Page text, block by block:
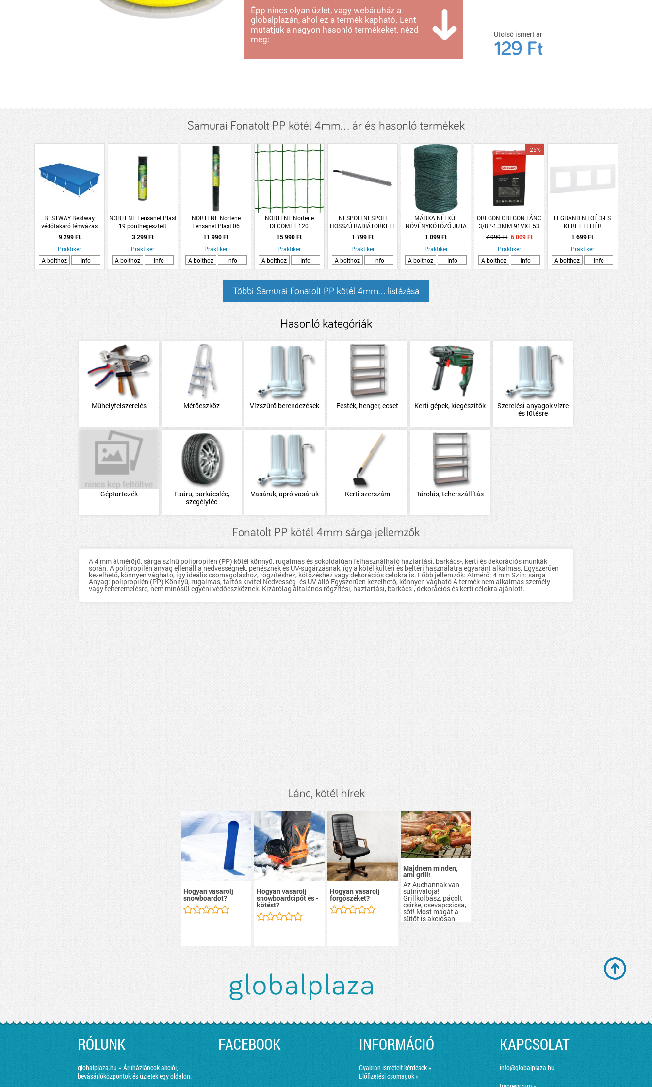
Épp nincs olyan üzlet, vagy webáruház a
globalplazán, ahol ez a termék kapható. Lent
mutatjuk a nagyon hasonló termékeket, nézd
meg:
Utolsó ismert ár
129 Ft
Samurai Fonatolt PP kötél 4mm... ár és hasonló termékek
BESTWAY Bestway
védőtakaró fémvázas
szögletes medencéhez
400x211cm
9 299 Ft
Praktiker
A bolthoz
Info
NORTENE Fensanet Plast
19 ponthegesztett
drótháló műanyag
bevonatú zöld 0,5x5m
3 299 Ft
Praktiker
A bolthoz
Info
NORTENE Nortene
Fensanet Plast 06
ponthegesztett drótháló,
műanyag bevonattal zöld
1x5m
11 990 Ft
Praktiker
A bolthoz
Info
NORTENE Nortene
DECOMET 120
ponthegesztett drótháló
PVC bevonattal zöld
1,2x10m
15 990 Ft
Praktiker
A bolthoz
Info
NESPOLI NESPOLI
HOSSZÚ RADIÁTORKEFE
75CM
1 799 Ft
Praktiker
A bolthoz
Info
MÁRKA NÉLKÜL
NÖVÉNYKÖTÖZŐ JUTA
KÖTÉL 200M ZÖLD SZÍNŰ
1 099 Ft
Praktiker
A bolthoz
Info
OREGON OREGON LÁNC
3/8P-1.3MM 91VXL 53
SZEM
-25%
7 999 Ft 6 009 Ft
Praktiker
A bolthoz
Info
LEGRAND NILOÉ 3-ES
KERET FEHÉR
1 699 Ft
Praktiker
A bolthoz
Info
Többi Samurai Fonatolt PP kötél 4mm... listázása
Hasonló kategóriák
Műhelyfelszerelés Mérőeszköz Vízszűrő berendezések Festék, henger, ecset Kerti gépek, kiegészítők
Szerelési anyagok vízre
és fűtésre
Géptartozék
Faáru, barkácsléc,
szegélyléc
Vasáruk, apró vasáruk Kerti szerszám Tárolás, teherszállítás
Fonatolt PP kötél 4mm sárga jellemzők
A 4 mm átmérőjű, sárga színű polipropilén (PP) kötél könnyű, rugalmas és sokoldalúan felhasználható háztartási, barkács-, kerti és dekorációs munkák
során. A polipropilén anyag ellenáll a nedvességnek, penésznek és UV-sugárzásnak, így a kötél kültéri és beltéri használatra egyaránt alkalmas. Egyszerűen
kezelhető, könnyen vágható, így ideális csomagoláshoz, rögzítéshez, kötözéshez vagy dekorációs célokra is. Főbb jellemzők: Átmérő: 4 mm Szín: sárga
Anyag: polipropilén (PP) Könnyű, rugalmas, tartós kivitel Nedvesség- és UV-álló Egyszerűen kezelhető, könnyen vágható A termék nem alkalmas személy-
vagy teheremelésre, nem minősül egyéni védőeszköznek. Kizárólag általános rögzítési, háztartási, barkács-, dekorációs és kerti célokra ajánlott.
Lánc, kötél hírek
Hogyan vásárolj
snowboardot?
Hogyan vásárolj
snowboardcipőt és -
kötést?
Hogyan vásárolj
forgószéket?
Majdnem minden,
ami grill!
Az Auchannak van
sütnivalója!
Grillkolbász, pácolt
csirke, csevapcsicsa,
sőt! Most magát a
sütőt is akciósan
szerezheted be.
RÓLUNK
globalplaza.hu = Áruházláncok akciói,
bevásárlóközpontok és üzletek egy oldalon.
FACEBOOK INFORMÁCIÓ
Gyakran ismételt kérdések »
Előfizetési csomagok »
KAPCSOLAT
info@globalplaza.hu